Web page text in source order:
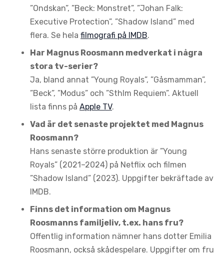
”Ondskan”, ”Beck: Monstret”, ”Johan Falk:
Executive Protection”, ”Shadow Island” med
flera. Se hela filmografi på IMDB.
Har Magnus Roosmann medverkat i några
stora tv-serier?
Ja, bland annat ”Young Royals”, ”Gåsmamman”,
”Beck”, ”Modus” och ”Sthlm Requiem”. Aktuell
lista finns på Apple TV.
Vad är det senaste projektet med Magnus
Roosmann?
Hans senaste större produktion är ”Young
Royals” (2021–2024) på Netflix och filmen
”Shadow Island” (2023). Uppgifter bekräftade av
IMDB.
Finns det information om Magnus
Roosmanns familjeliv, t.ex. hans fru?
Offentlig information nämner hans dotter Emilia
Roosmann, också skådespelare. Uppgifter om fru